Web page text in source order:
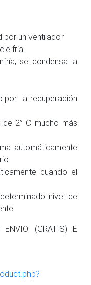
por un ventilador
fría
se condensa la
por la recuperación
2° C mucho más
automáticamente
cuando el
nivel de
ENVIO (GRATIS) E